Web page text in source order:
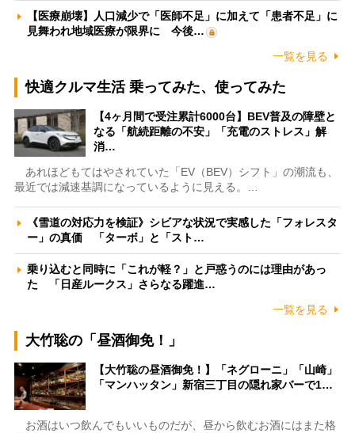
【医療崩壊】人口減少で「医師不足」に加えて「患者不足」に
見舞われ地域医療が限界に 今後…
一覧を見る
快適クルマ生活 乗ってみた、使ってみた
【4ヶ月間で受注累計6000台】BEV普及の障壁と
なる「航続距離の不安」「充電のストレス」解
消…
あれほどもてはやされていた「EV（BEV）シフト」の潮流も、
最近では減速基調になっているように見える。…
《雪道の対応力を検証》シビアな状況で実感した「フォレスタ
ー」の真価 「ターボ」と「スト…
乗り込むと同時に「これが軽？」と戸惑うのには理由があっ
た 「日産ルークス」さらなる躍進…
一覧を見る
大竹聡の「昼酒御免！」
【大竹聡の昼酒御免！】「ネグローニ」「山崎」
「マンハッタン」新宿三丁目の隠れ家バーで1…
お酒はいつ飲んでもいいものだが、昼から飲むお酒にはまた格